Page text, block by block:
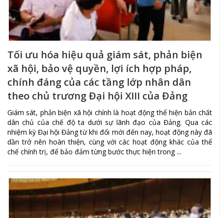
Tối ưu hóa hiệu quả giám sát, phản biện
xã hội, bảo vệ quyền, lợi ích hợp pháp,
chính đáng của các tầng lớp nhân dân
theo chủ trương Đại hội XIII của Đảng
Giám sát, phản biện xã hội chính là hoạt động thể hiện bản chất
dân chủ của chế độ ta dưới sự lãnh đạo của Đảng. Qua các
nhiệm kỳ Đại hội Đảng từ khi đổi mới đến nay, hoạt động này đã
dần trở nên hoàn thiện, cùng với các hoạt động khác của thể
chế chính trị, để bảo đảm từng bước thực hiện trong ...